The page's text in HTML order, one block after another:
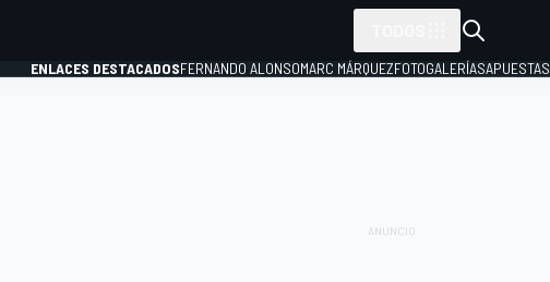
ENLACES DESTACADOSFERNANDO ALONSOMARC MÁRQUEZFOTOGALERÍASAPUESTAS